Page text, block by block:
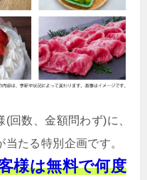
回数、金額問わず)に、
たる特別企画です。
様は無料で何度